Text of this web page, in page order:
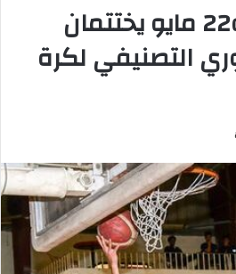
وحدة صنعاء و22 مايو يختتمان
التصنيفي لكرة